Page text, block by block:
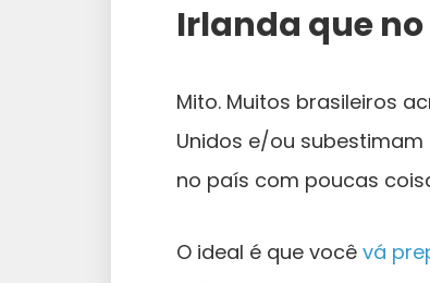
Irlanda que
Mito. Muitos brasileiros
Unidos e/ou
no país com poucas
O ideal é que você vá